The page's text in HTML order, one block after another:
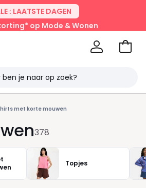
: LAATSTE DAGEN
op Mode & Wonen
Naar
met korte mouwen
378
Topjes